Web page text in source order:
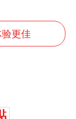
更佳